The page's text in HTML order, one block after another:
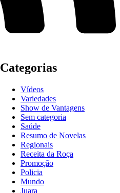
Categorias
Vídeos
Variedades
Show de Vantagens
Sem categoria
Saúde
Resumo de Novelas
Regionais
Receita da Roça
Promoção
Policia
Mundo
Juara